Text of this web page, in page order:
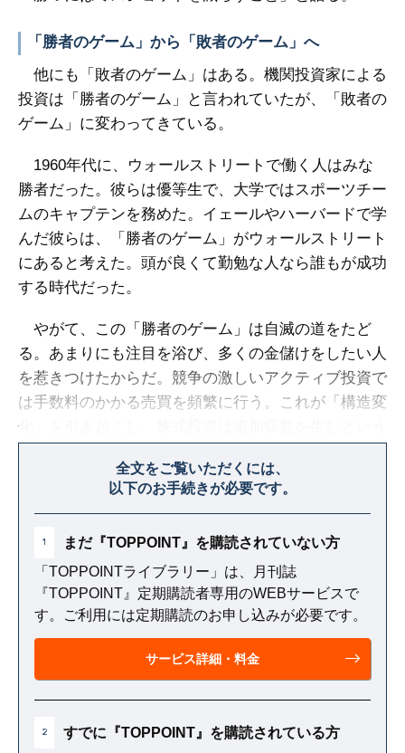
「勝者のゲーム」から「敗者のゲーム」へ
他にも「敗者のゲーム」はある。機関投資家による
投資は「勝者のゲーム」と言われていたが、「敗者の
ゲーム」に変わってきている。
1960年代に、ウォールストリートで働く人はみな
勝者だった。彼らは優等生で、大学ではスポーツチー
ムのキャプテンを務めた。イェールやハーバードで学
んだ彼らは、「勝者のゲーム」がウォールストリート
にあると考えた。頭が良くて勤勉な人なら誰もが成功
する時代だった。
やがて、この「勝者のゲーム」は自滅の道をたど
る。あまりにも注目を浴び、多くの金儲けをしたい人
を惹きつけたからだ。競争の激しいアクティブ投資で
は手数料のかかる売買を頻繁に行う。これが「構造変
化」を引き起こし、株式投資は追加収益を生むという
ゲーム」に変化した。全文をご覧いただくには、
以下のお手続きが必要です。
1
まだ『TOPPOINT』を購読されていない方
「TOPPOINTライブラリー」は、月刊誌
『TOPPOINT』定期購読者専用のWEBサービスで
す。ご利用には定期購読のお申し込みが必要です。
サービス詳細・料金
2
すでに『TOPPOINT』を購読されている方